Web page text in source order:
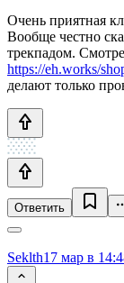
Очень приятная
Вообще честно
трекпадом.
https://eh.works/
делают только
Ответить
Seklth17 мар в